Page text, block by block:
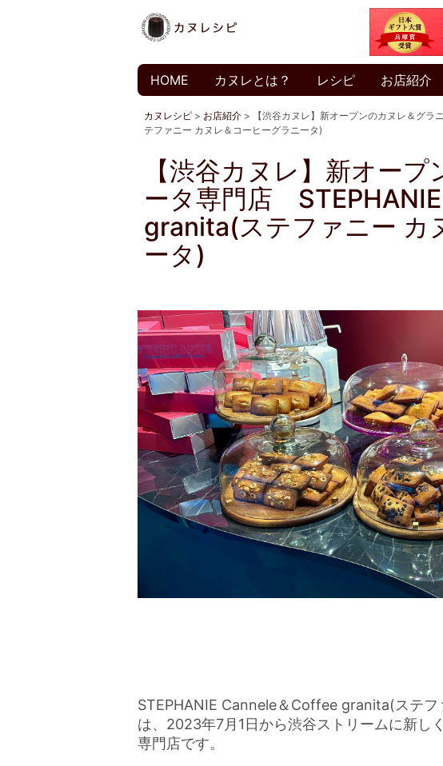
HOME カヌレとは？ レシピ お店紹介
カヌレシピ > お店紹介 >
【渋谷カヌレ】新オープンのカヌレ＆グ
テファニー カヌレ＆コーヒーグラニータ)
【渋谷カヌレ】新オー
ータ専門店
granita(ステファニー カ
ータ)
STEPHANIE Cannele＆Coffee granita(ステフ
は、2023年7月1日から渋谷ストリームに新し
専門店です。